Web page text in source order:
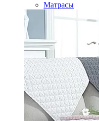
Матрасы